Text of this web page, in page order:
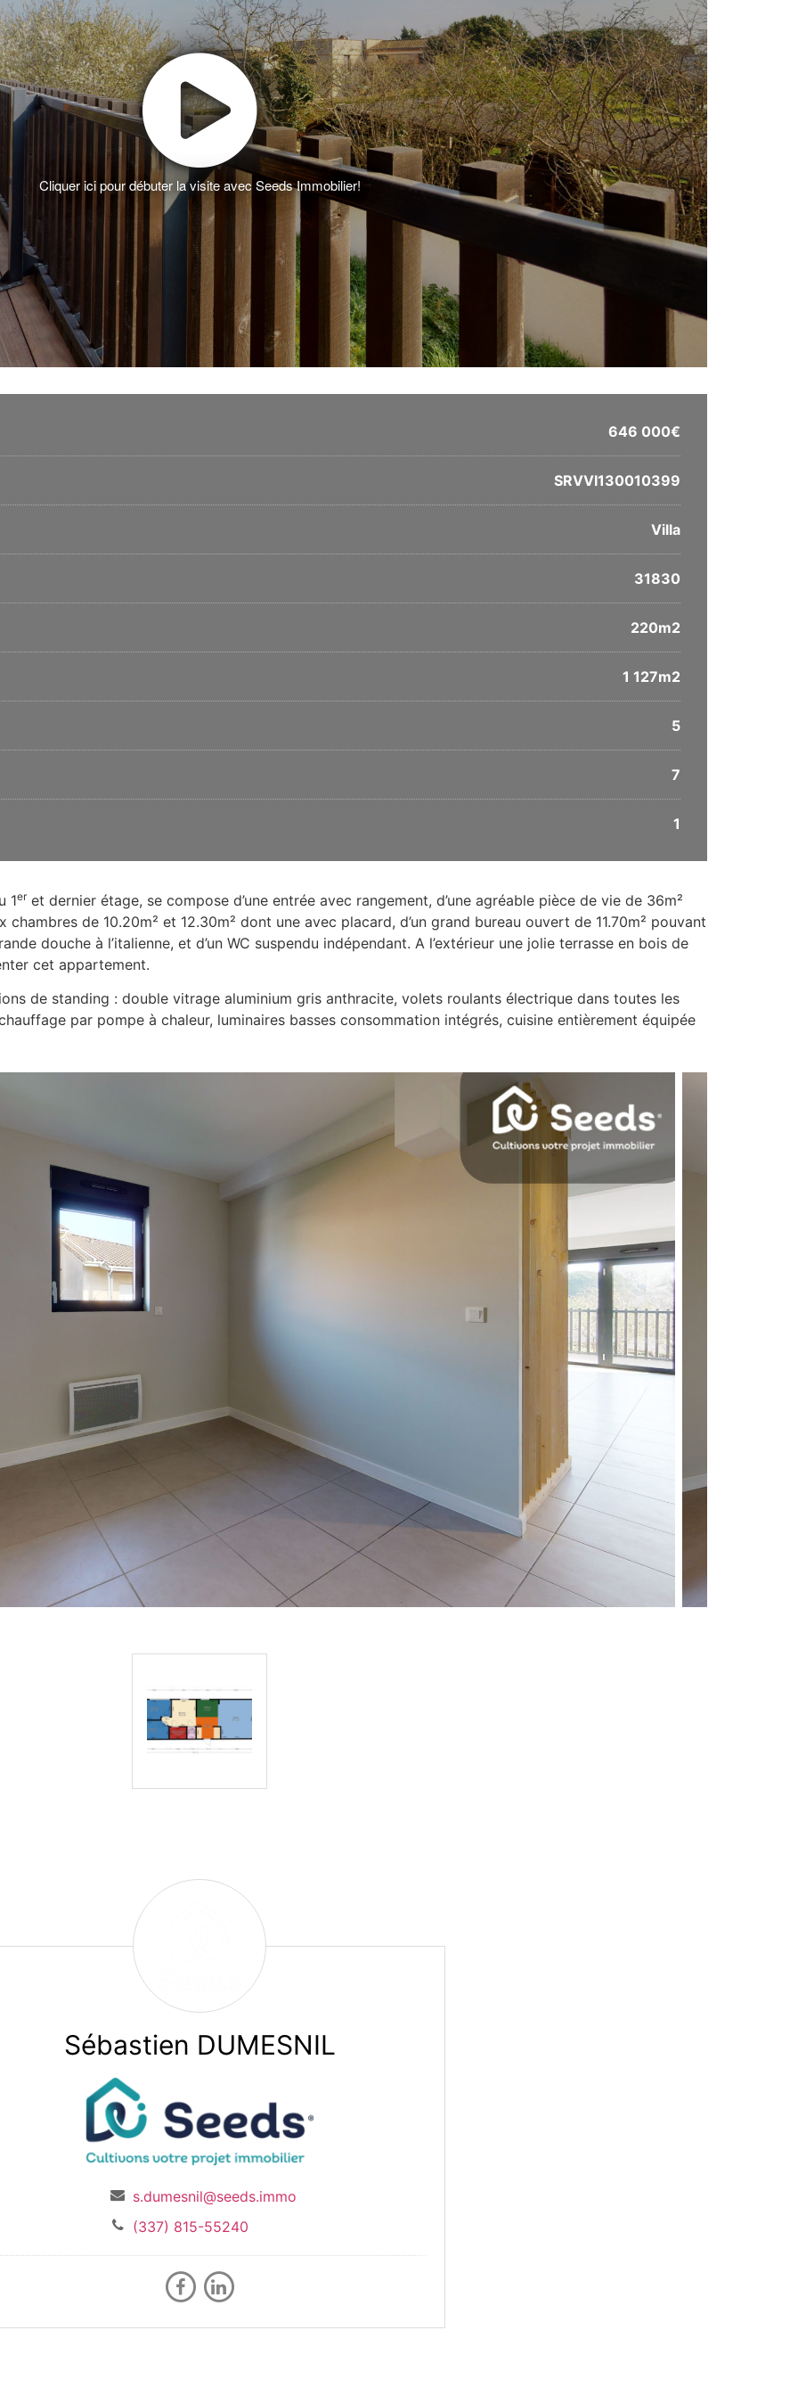
Cliquer ici pour débuter la visite avec Seeds Immobilier!
646 000€
SRVVI130010399
Villa
31830
220m2
1 127m2
5
7
1
1eret dernier étage, se compose d’une entrée avec rangement, d’une agréable pièce de vie de 36m²
de 10.20m² et 12.30m² dont une avec placard, d’un grand bureau ouvert de 11.70m² pouvant
douche à l’italienne, et d’un WC suspendu indépendant. A l’extérieur une jolie terrasse en bois de
cet appartement.
de standing : double vitrage aluminium gris anthracite, volets roulants électrique dans toutes les
par pompe à chaleur, luminaires basses consommation intégrés, cuisine entièrement équipée
Sébastien DUMESNIL
Sébastien DUMESNIL
s.dumesnil@seeds.immo
(337) 815-55240